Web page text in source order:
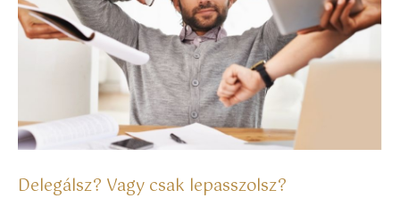
Delegálsz? Vagy csak lepasszolsz?